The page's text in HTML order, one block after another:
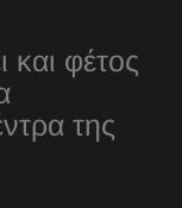
και φέτος
της